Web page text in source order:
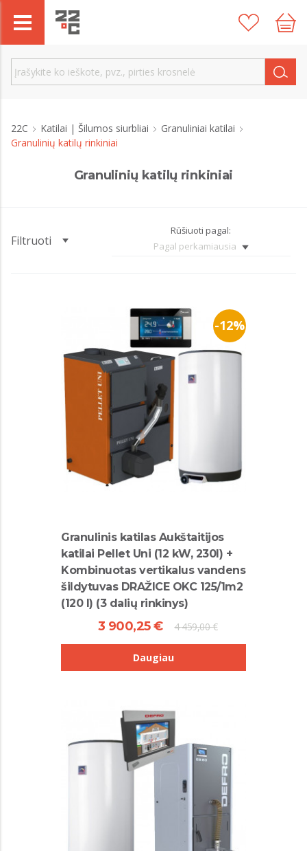
22C Katilai | Šilumos siurbliai
Granuliniai katilai
Granulinių katilų rinkiniai
Granulinių katilų rinkiniai
Filtruoti
Rūšiuoti pagal:
Pagal perkamiausia
-12%
Granulinis katilas Aukštaitijos
katilai Pellet Uni (12 kW, 230l) +
Kombinuotas vertikalus vandens
šildytuvas DRAŽICE OKC 125/1m2
(120 l) (3 dalių rinkinys)
3 900,25 € 4 459,00 €
Daugiau